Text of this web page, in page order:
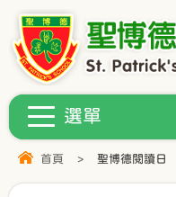
首頁 > 聖博德閱讀日